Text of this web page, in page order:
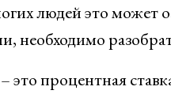
людей это может
необходимо
это процентная